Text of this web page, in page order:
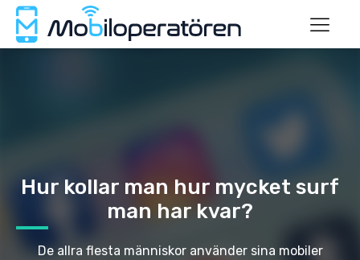
Hur kollar man hur mycket surf
man har kvar?
De allra flesta människor använder sina mobiler